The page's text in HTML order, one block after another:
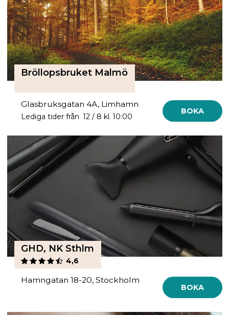
Bröllopsbruket Malmö
Glasbruksgatan 4A, Limhamn
Lediga tider från 12 / 8 kl. 10:00
BOKA
GHD, NK Sthlm
4,6
Hamngatan 18-20, Stockholm
BOKA